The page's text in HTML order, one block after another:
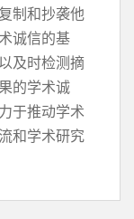
制和抄袭他
诚信的基
及时检测摘
的学术诚
于推动学术
和学术研究